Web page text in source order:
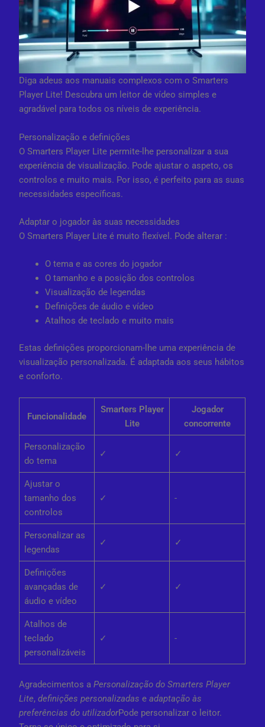
Diga adeus aos manuais complexos com o Smarters
Player Lite! Descubra um leitor de vídeo simples e
agradável para todos os níveis de experiência.
Personalização e definições
O Smarters Player Lite permite-lhe personalizar a sua
experiência de visualização. Pode ajustar o aspeto, os
controlos e muito mais. Por isso, é perfeito para as suas
necessidades específicas.
Adaptar o jogador às suas necessidades
O Smarters Player Lite é muito flexível. Pode alterar :
O tema e as cores do jogador
O tamanho e a posição dos controlos
Visualização de legendas
Definições de áudio e vídeo
Atalhos de teclado e muito mais
Estas definições proporcionam-lhe uma experiência de
visualização personalizada. É adaptada aos seus hábitos
e conforto.
Funcionalidade
Smarters Player
Lite
Jogador
concorrente
Personalização
do tema
✓ ✓
Ajustar o
tamanho dos
controlos
✓ -
Personalizar as
legendas
✓ ✓
Definições
avançadas de
áudio e vídeo
✓ ✓
Atalhos de
teclado
personalizáveis
✓ -
Agradecimentos aPersonalização do Smarters Player
Lite,definições personalizadas eadaptação às
preferências do utilizadorPode personalizar o leitor.